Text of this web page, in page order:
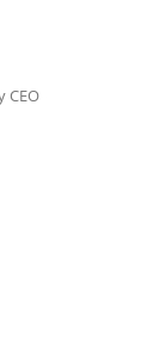
CEO